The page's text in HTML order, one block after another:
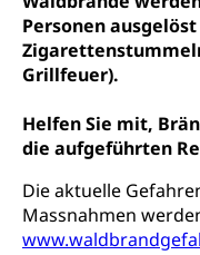
Personen
Grillfeuer).
Helfen Sie mit,
die aufgeführten
Die aktuelle
Massnahmen
Obligatorische
sichere
Prävention
Suchtprävention,
Tabakprävention,